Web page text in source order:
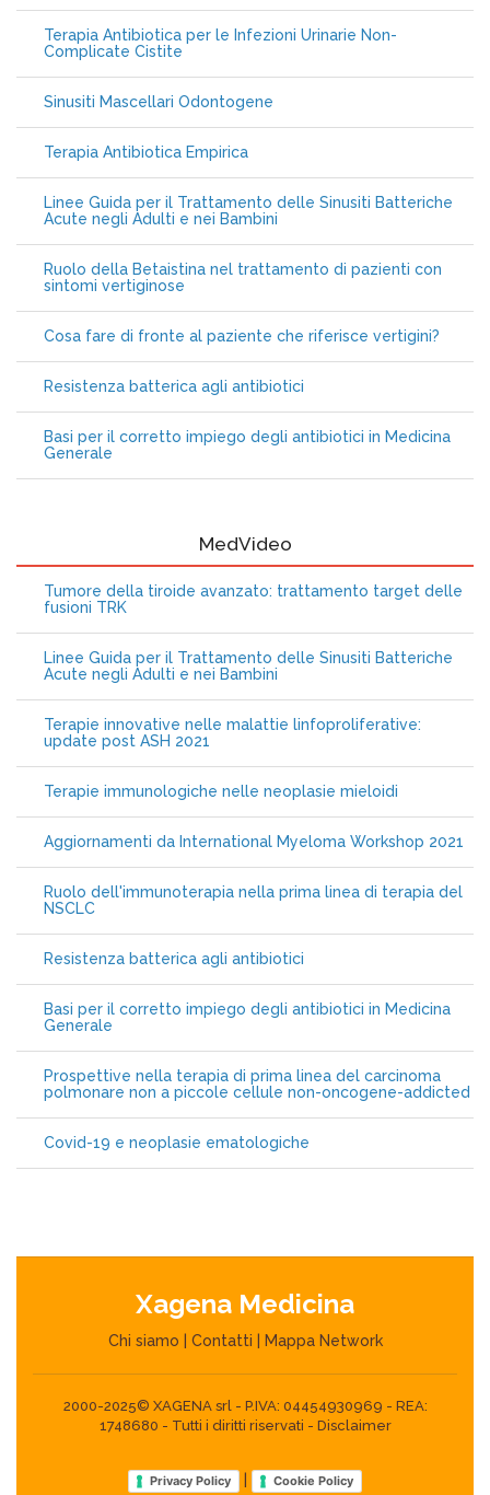
Terapia Antibiotica per le Infezioni Urinarie Non-
Complicate Cistite
Sinusiti Mascellari Odontogene
Terapia Antibiotica Empirica
Linee Guida per il Trattamento delle Sinusiti Batteriche
Acute negli Adulti e nei Bambini
Ruolo della Betaistina nel trattamento di pazienti con
sintomi vertiginose
Cosa fare di fronte al paziente che riferisce vertigini?
Resistenza batterica agli antibiotici
Basi per il corretto impiego degli antibiotici in Medicina
Generale
MedVideo
Tumore della tiroide avanzato: trattamento target delle
fusioni TRK
Linee Guida per il Trattamento delle Sinusiti Batteriche
Acute negli Adulti e nei Bambini
Terapie innovative nelle malattie linfoproliferative:
update post ASH 2021
Terapie immunologiche nelle neoplasie mieloidi
Aggiornamenti da International Myeloma Workshop 2021
Ruolo dell'immunoterapia nella prima linea di terapia del
NSCLC
Resistenza batterica agli antibiotici
Basi per il corretto impiego degli antibiotici in Medicina
Generale
Prospettive nella terapia di prima linea del carcinoma
polmonare non a piccole cellule non-oncogene-addicted
Covid-19 e neoplasie ematologiche
Xagena Medicina
Chi siamo Contatti Mappa Network
2000-2025© XAGENA srl - P.IVA: 04454930969 - REA:
1748680 - Tutti i diritti riservati - Disclaimer
Privacy Policy Cookie Policy